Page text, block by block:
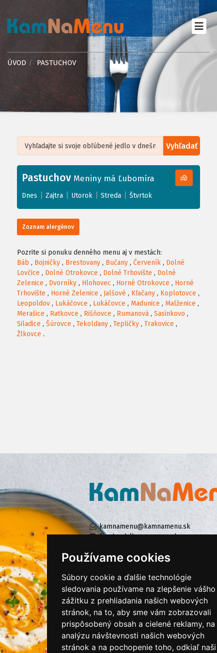
Používame cookies
Súbory cookie a ďalšie technológie
sledovania používame na zlepšenie vášho
zážitku z prehliadania našich webových
stránok, na to, aby sme vám zobrazovali
prispôsobený obsah a cielené reklamy, na
analýzu návštevnosti našich webových
stránok a na pochopenie toho, odkiaľ naši
ÚVOD PASTUCHOV
Vyhľadať
+
−
Leaflet| ©OpenStreetMap, Tiles courtesy ofHumanitarian OpenStreetMap
Pastuchov Meniny má Ľubomíra
Dnes Zajtra Utorok Streda Štvrtok
Zoznam alergénov
Pozrite si ponuku denného menu aj v mestách:
Báb , Bojničky , Brestovany , Bučany , Červeník , Dolné
Lovčice , Dolné Otrokovce , Dolné Trhovište , Dolné
Zelenice , Dvorníky , Hlohovec , Horné Otrokovce , Horné
Trhovište , Horné Zelenice , Jalšové , Kľačany , Koplotovce ,
Leopoldov , Lukáčovce , Lukáčovce , Madunice , Malženice ,
Merašice , Ratkovce , Rišňovce , Rumanová , Sasinkovo ,
Siladice , Šúrovce , Tekolďany , Tepličky , Trakovice ,
Žlkovce .
kamnamenu@kamnamenu.sk
facebook/kamnamenu.sk
PRIHLÁSIŤ SA DO ZÁKAZNÍCKEJ ZÓNY
Všeobecné obchodné podmienky